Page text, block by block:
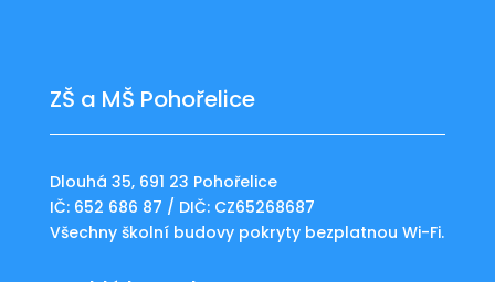
ZŠ a MŠ Pohořelice
Dlouhá 35, 691 23 Pohořelice
IČ: 652 686 87 / DIČ: CZ65268687
Všechny školní budovy pokryty bezplatnou Wi-Fi.